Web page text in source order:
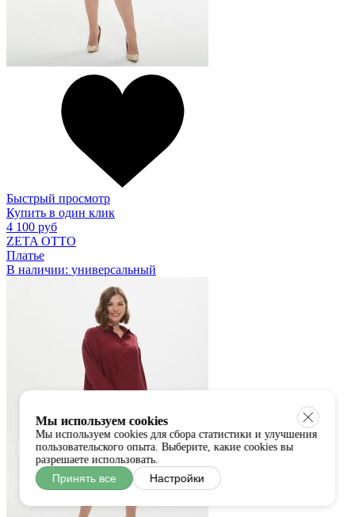
Быстрый просмотр
Купить в один клик
4 100 руб
ZETA OTTO
Платье
В наличии: универсальный
Мы используем cookies
Мы используем cookies для сбора статистики и улучшения
пользовательского опыта. Выберите, какие cookies вы
разрешаете использовать.
Принять все Настройки